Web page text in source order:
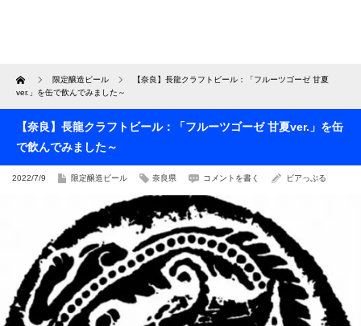
Home 限定醸造ビール
【奈良】長龍クラフトビール：「フルーツゴーゼ 甘夏
ver.」を缶で飲んでみました～
【奈良】長龍クラフトビール：「フルーツゴーゼ 甘夏ver.」を缶
で飲んでみました～
2022/7/9 限定醸造ビール 奈良県 コメントを書く ビアっぷる